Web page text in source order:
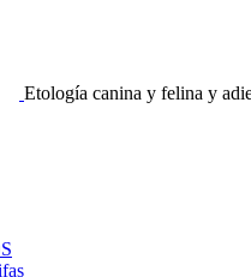
Etología canina y felina y